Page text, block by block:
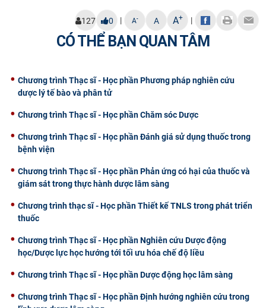
127 0 | A- A A+ |
CÓ THỂ BẠN QUAN TÂM
Chương trình Thạc sĩ - Học phần Phương pháp nghiên cứu
dược lý tế bào và phân tử
Chương trình Thạc sĩ - Học phần Chăm sóc Dược
Chương trình Thạc sĩ - Học phần Đánh giá sử dụng thuốc trong
bệnh viện
Chương trình Thạc sĩ - Học phần Phản ứng có hại của thuốc và
giám sát trong thực hành dược lâm sàng
Chương trình thạc sĩ - Học phần Thiết kế TNLS trong phát triển
thuốc
Chương trình Thạc sĩ - Học phần Nghiên cứu Dược động
học/Dược lực học hướng tới tối ưu hóa chế độ liều
Chương trình Thạc sĩ - Học phần Dược động học lâm sàng
Chương trình Thạc sĩ - Học phần Định hướng nghiên cứu trong